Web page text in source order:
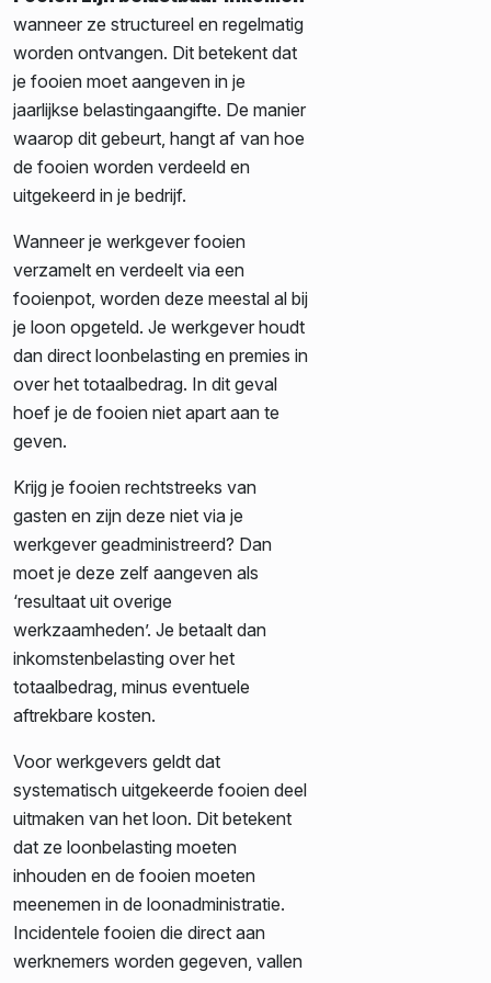
wanneer ze structureel en regelmatig
worden ontvangen. Dit betekent dat
je fooien moet aangeven in je
jaarlijkse belastingaangifte. De manier
waarop dit gebeurt, hangt af van hoe
de fooien worden verdeeld en
uitgekeerd in je bedrijf.
Wanneer je werkgever fooien
verzamelt en verdeelt via een
fooienpot, worden deze meestal al bij
je loon opgeteld. Je werkgever houdt
dan direct loonbelasting en premies in
over het totaalbedrag. In dit geval
hoef je de fooien niet apart aan te
geven.
Krijg je fooien rechtstreeks van
gasten en zijn deze niet via je
werkgever geadministreerd? Dan
moet je deze zelf aangeven als
‘resultaat uit overige
werkzaamheden’. Je betaalt dan
inkomstenbelasting over het
totaalbedrag, minus eventuele
aftrekbare kosten.
Voor werkgevers geldt dat
systematisch uitgekeerde fooien deel
uitmaken van het loon. Dit betekent
dat ze loonbelasting moeten
inhouden en de fooien moeten
meenemen in de loonadministratie.
Incidentele fooien die direct aan
werknemers worden gegeven, vallen